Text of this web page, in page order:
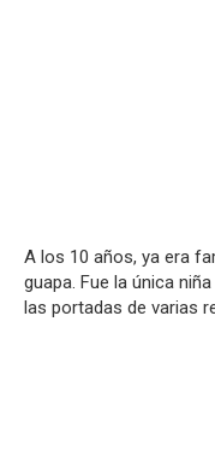
A los 10 años, ya era
guapa. Fue la única
las portadas de varias